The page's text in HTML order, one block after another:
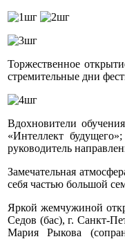
Торжественное
стремительные дни
Вдохновители
«Интеллект
руководитель
Замечательная
себя частью большой
Яркой жемчужиной
Седов (бас), г. Санкт-
Мария Рыкова